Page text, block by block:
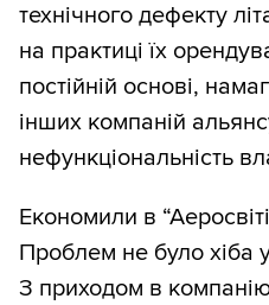
технічного дефекту
на практиці їх
постійній основі,
інших компаній
нефункціональність
Економили в
Проблем не було хіба
З приходом в